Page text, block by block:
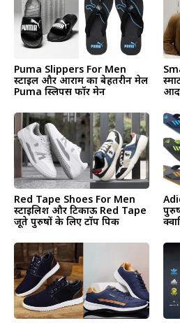
Puma Slippers For Men
स्टाइल और आराम का बेहतरीन मेल
Puma स्लिपर्स फॉर मेन
Red Tape Shoes For Men
स्टाइलिश और टिकाऊ Red Tape
जूते पुरुषों के लिए टॉप पिक